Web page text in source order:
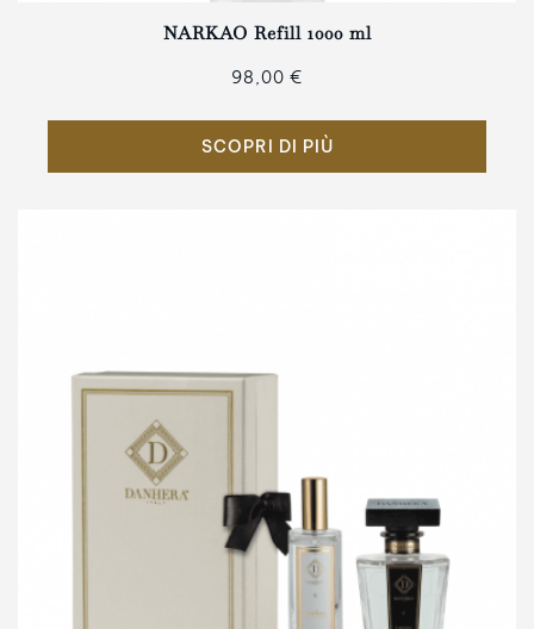
NARKAO Refill 1000 ml
98,00 €
SCOPRI DI PIÙ